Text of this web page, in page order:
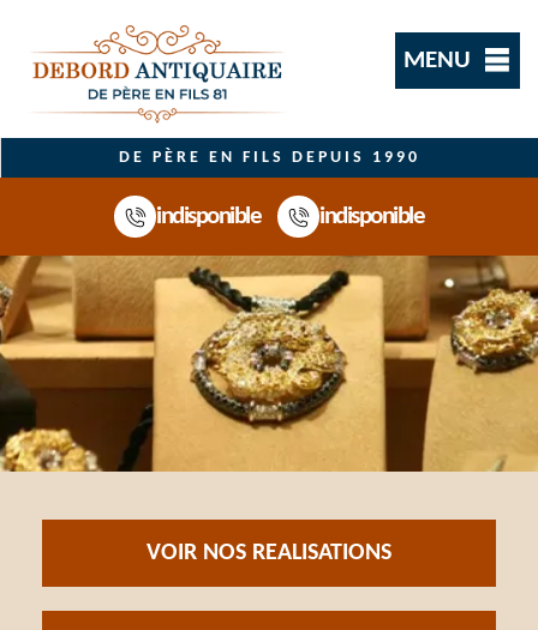
MENU
DE PÈRE EN FILS DEPUIS 1990
indisponible indisponible
VOIR NOS REALISATIONS